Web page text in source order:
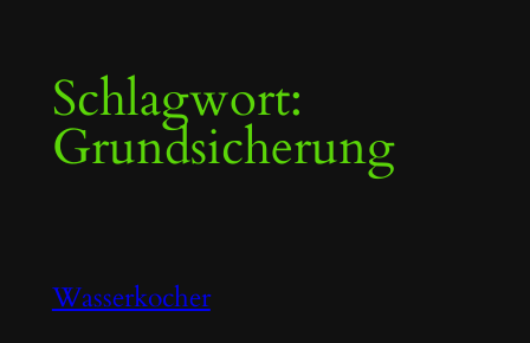
Inhalt
springenSchlagwort:
Grundsicherung
Wasserkocher